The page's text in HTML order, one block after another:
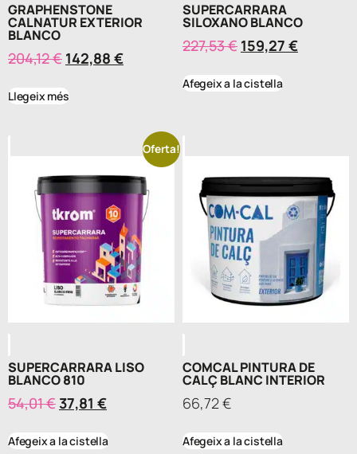
GRAPHENSTONE
CALNATUR EXTERIOR
BLANCO
204,12€ 142,88 €
Llegeix més
SUPERCARRARA
SILOXANO BLANCO
227,53€ 159,27 €
Afegeix a la cistella
Oferta!
SUPERCARRARA LISO
BLANCO 810
54,01€ 37,81 €
Afegeix a la cistella
COMCAL PINTURA DE
CALÇ BLANC INTERIOR
66,72€
Afegeix a la cistella